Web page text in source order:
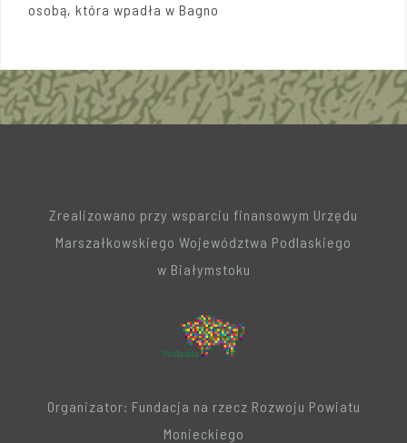
osobą, która wpadła w Bagno
Zrealizowano przy wsparciu finansowym Urzędu
Marszałkowskiego Województwa Podlaskiego
w Białymstoku
Organizator: Fundacja na rzecz Rozwoju Powiatu
Monieckiego